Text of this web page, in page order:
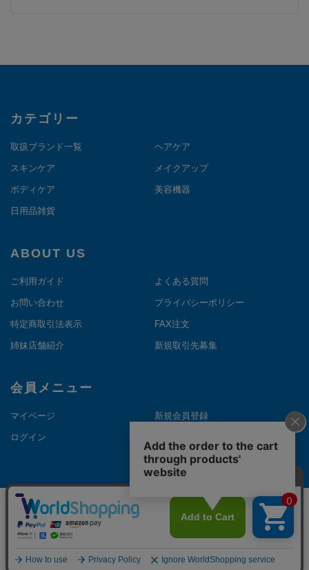
カテゴリー
取扱ブランド一覧 ヘアケア
スキンケア メイクアップ
ボディケア 美容機器
日用品雑貨
ABOUT US
ご利用ガイド よくある質問
お問い合わせ プライバシーポリシー
特定商取引法表示 FAX注文
姉妹店舗紹介 新規取引先募集
会員メニュー
マイページ 新規会員登録
ログイン
©Copyright NAKANOTHEDIRECT. All Rights Reserved.